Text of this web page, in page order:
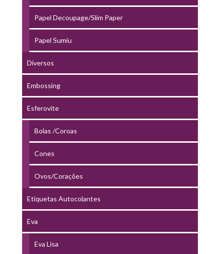
Papel Decoupage/Slim Paper
Papel Sumiu
Diversos
Embossing
Esferovite
Bolas /Coroas
Cones
Ovos/Corações
Etiquetas Autocolantes
Eva
Eva Lisa